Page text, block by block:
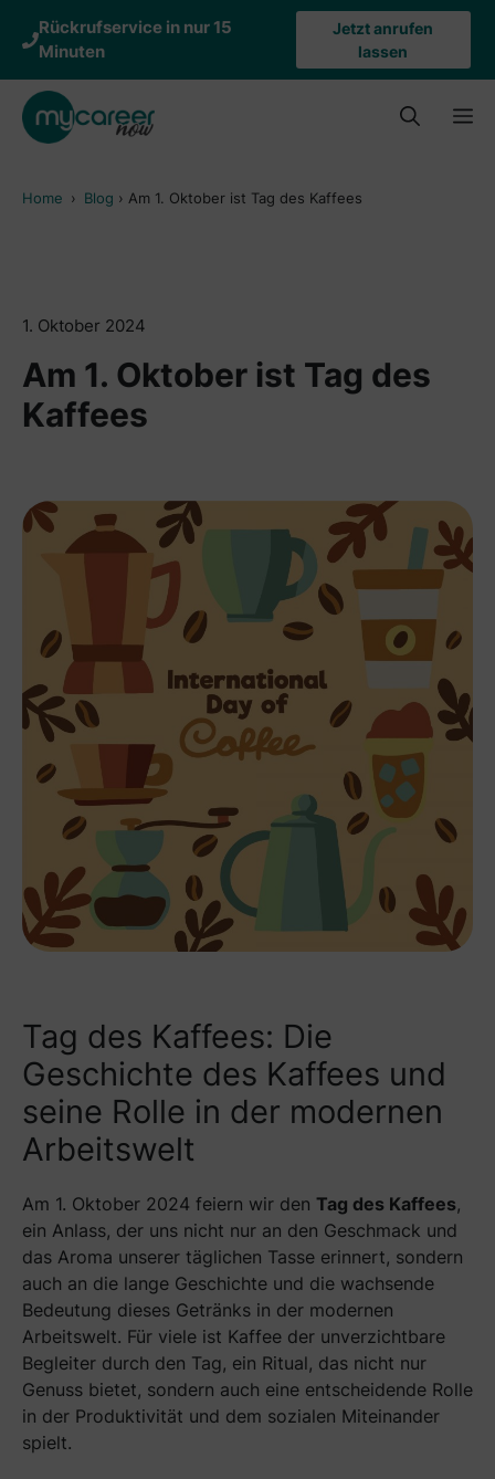
Inhalt
Rückrufservice in nur 15
Minuten
Jetzt anrufen
lassen
Home › Blog › Am 1. Oktober ist Tag des Kaffees
1. Oktober 2024
Am 1. Oktober ist Tag des
Kaffees
Tag des Kaffees: Die
Geschichte des Kaffees und
seine Rolle in der modernen
Arbeitswelt
Am 1. Oktober 2024 feiern wir den Tag des Kaffees,
ein Anlass, der uns nicht nur an den Geschmack und
das Aroma unserer täglichen Tasse erinnert, sondern
auch an die lange Geschichte und die wachsende
Bedeutung dieses Getränks in der modernen
Arbeitswelt. Für viele ist Kaffee der unverzichtbare
Begleiter durch den Tag, ein Ritual, das nicht nur
Genuss bietet, sondern auch eine entscheidende Rolle
in der Produktivität und dem sozialen Miteinander
spielt.